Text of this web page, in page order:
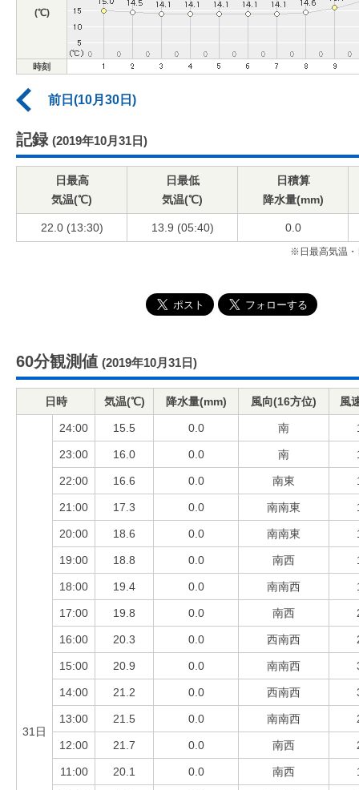
(℃)
時刻
前日(10月30日)
記録 (2019年10月31日)
日最高
気温(℃)
日最低
気温(℃)
日積算
降水量(mm)
22.0 (13:30) 13.9 (05:40) 0.0
※日最高気温・
60分観測値 (2019年10月31日)
日時 気温(℃) 降水量(mm) 風向(16方位) 風
31日
24:00 15.5 0.0 南
23:00 16.0 0.0 南
22:00 16.6 0.0 南東
21:00 17.3 0.0 南南東
20:00 18.6 0.0 南南東
19:00 18.8 0.0 南西
18:00 19.4 0.0 南南西
17:00 19.8 0.0 南西
16:00 20.3 0.0 西南西
15:00 20.9 0.0 南南西
14:00 21.2 0.0 西南西
13:00 21.5 0.0 南南西
12:00 21.7 0.0 南西
11:00 20.1 0.0 南西